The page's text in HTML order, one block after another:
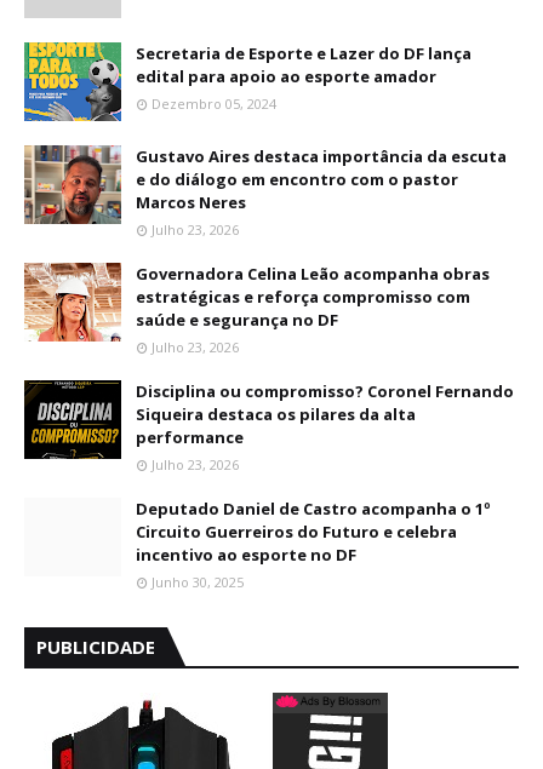
Secretaria de Esporte e Lazer do DF lança
edital para apoio ao esporte amador
Dezembro 05, 2024
Gustavo Aires destaca importância da escuta
e do diálogo em encontro com o pastor
Marcos Neres
Julho 23, 2026
Governadora Celina Leão acompanha obras
estratégicas e reforça compromisso com
saúde e segurança no DF
Julho 23, 2026
Disciplina ou compromisso? Coronel Fernando
Siqueira destaca os pilares da alta
performance
Julho 23, 2026
Deputado Daniel de Castro acompanha o 1º
Circuito Guerreiros do Futuro e celebra
incentivo ao esporte no DF
Junho 30, 2025
PUBLICIDADE